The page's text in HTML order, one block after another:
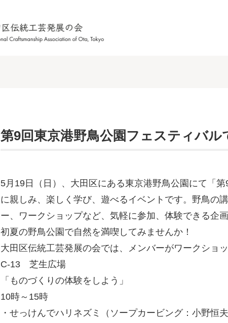
第9回東京港野鳥公園フェスティバ
5月19日（日）、大田区にある東京港野鳥公園にて「
に親しみ、楽しく学び、遊べるイベントです。野鳥の
ー、ワークショップなど、気軽に参加、体験できる企
初夏の野鳥公園で自然を満喫してみませんか！
大田区伝統工芸発展の会では、メンバーがワークショ
C-13 芝生広場
「ものづくりの体験をしよう」
10時～15時
・せっけんでハリネズミ（ソープカービング：小野恒夫